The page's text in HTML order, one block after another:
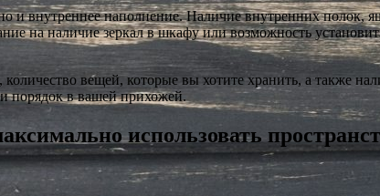
внутреннее наполнение. Наличие внутренних полок,
на наличие зеркал в шкафу или возможность
вещей, которые вы хотите хранить, а также
порядок в вашей прихожей.
использовать